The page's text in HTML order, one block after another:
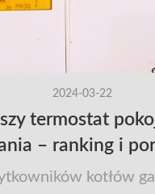
2024-03-22
termostat
– ranking i
kotłów